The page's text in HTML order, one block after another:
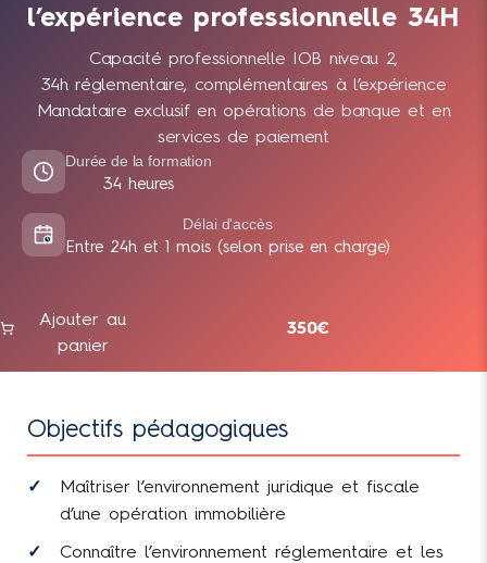
l’expérience professionnelle 34H
Capacité professionnelle IOB niveau 2,
34h réglementaire, complémentaires à l’expérience
Mandataire exclusif en opérations de banque et en
services de paiement
Durée de la formation
34 heures
Délai d'accès
Entre 24h et 1 mois (selon prise en charge)
Ajouter au
panier
350€
Objectifs pédagogiques
Maîtriser l’environnement juridique et fiscale
d’une opération immobilière
Connaître l’environnement réglementaire et les